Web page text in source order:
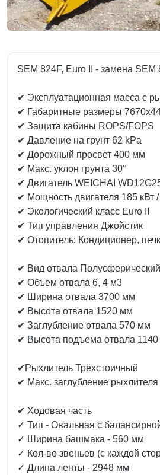
SEM 824F, Euro II - замена
✔ Эксплуатационная масса с
✔ Габаритные размеры
✔ Защита кабины ROPS/FOPS
✔ Давление на грунт 62 kPa
✔ Дорожный просвет 400 мм
✔ Макс. уклон грунта 30°
✔ Двигатель WEICHAI
✔ Мощность двигателя 185 кВт /
✔ Экологический класс Euro II
✔ Тип управления Джойстик
✔ Отопитель: Кондиционер,
✔ Вид отвала
✔ Объем отвала 6, 4 м3
✔ Ширина отвала 3700 мм
✔ Высота отвала 1520 мм
✔ Заглубление отвала 570 мм
✔ Высота подъема отвала
✔Рыхлитель Трёхстоичный
✔ Макс. заглубление
✔ Ходовая часть
✓ Тип - Овальная с
✓ Ширина башмака - 560 мм
✓ Кол-во звеньев (с каждой
✓ Длина ленты - 2948 мм